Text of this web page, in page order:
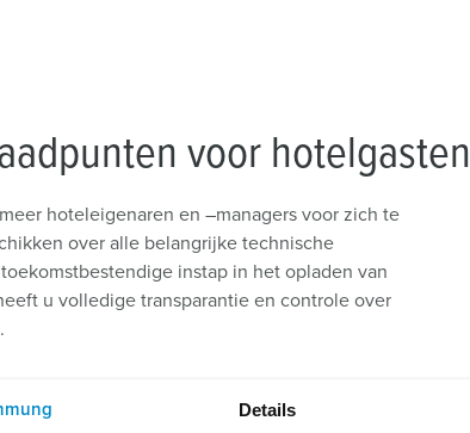
Details
voor hotelgasten
hoteleigenaren en –managers voor zich te
over alle belangrijke technische
instap in het opladen van
u volledige transparantie en controle over
zijn eenvoudig te bedienen voor uw gasten.
parkeerconcept worden geïntegreerd